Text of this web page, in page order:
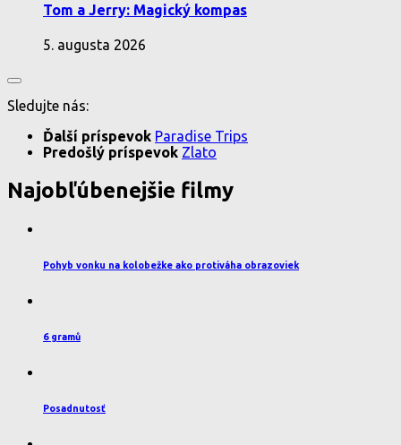
Tom a Jerry: Magický kompas
5. augusta 2026
Sledujte nás:
Ďalší príspevok Paradise Trips
Predošlý príspevok Zlato
Najobľúbenejšie filmy
Pohyb vonku na kolobežke ako protiváha obrazoviek
6 gramů
Posadnutosť